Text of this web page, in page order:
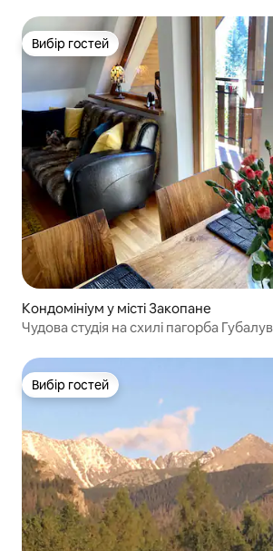
Вибір гостей
Вибір гостей
Кондомініум у місті Закопане
Чудова студія на схилі пагорба
Вибір гостей
Вибір гостей